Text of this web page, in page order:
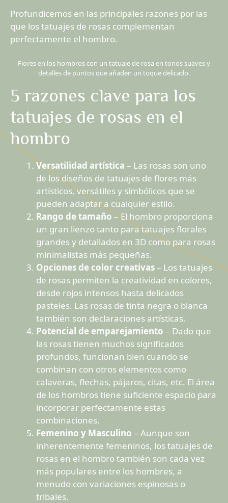
Profundicemos en las principales razones por las
que los tatuajes de rosas complementan
perfectamente el hombro.
Flores en los hombros con un tatuaje de rosa en tonos suaves y
detalles de puntos que añaden un toque delicado.
5 razones clave para los
tatuajes de rosas en el
hombro
Versatilidad artística – Las rosas son uno
de los diseños de tatuajes de flores más
artísticos, versátiles y simbólicos que se
pueden adaptar a cualquier estilo.
Rango de tamaño – El hombro proporciona
un gran lienzo tanto para tatuajes florales
grandes y detallados en 3D como para rosas
minimalistas más pequeñas.
Opciones de color creativas– Los tatuajes
de rosas permiten la creatividad en colores,
desde rojos intensos hasta delicados
pasteles. Las rosas de tinta negra o blanca
también son declaraciones artísticas.
Potencial de emparejamiento – Dado que
las rosas tienen muchos significados
profundos, funcionan bien cuando se
combinan con otros elementos como
calaveras, flechas, pájaros, citas, etc. El área
de los hombros tiene suficiente espacio para
incorporar perfectamente estas
combinaciones.
Femenino y Masculino – Aunque son
inherentemente femeninos, los tatuajes de
rosas en el hombro también son cada vez
más populares entre los hombres, a
menudo con variaciones espinosas o
tribales.